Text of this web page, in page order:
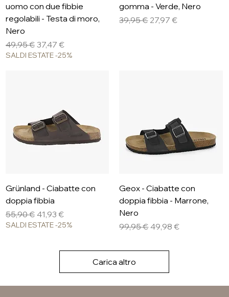
uomo con due fibbie
regolabili - Testa di moro,
Nero
Prezzo regolare
49,95 € Prezzo scontato
37,47 €
SALDI ESTATE -25%
gomma - Verde, Nero
Prezzo regolare
39,95 € Prezzo scontato
27,97 €
Grünland - Ciabatte con
doppia fibbia
Prezzo regolare
55,90 € Prezzo scontato
41,93 €
SALDI ESTATE -25%
Geox - Ciabatte con
doppia fibbia - Marrone,
Nero
Prezzo regolare
99,95 €Prezzo scontato
49,98 €
Carica altro